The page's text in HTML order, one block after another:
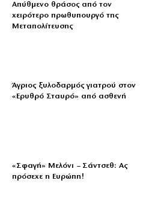
Απύθμενο θράσος από τον
χειρότερο πρωθυπουργό της
Μεταπολίτευσης
Άγριος ξυλοδαρμός γιατρού στον
«Ερυθρό Σταυρό» από ασθενή
«Σφαγή» Μελόνι – Σάντσεθ: Ας
πρόσεχε η Ευρώπη!